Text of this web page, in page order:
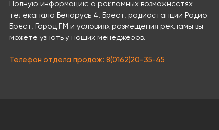
Полную информацию о рекламных возможностях
телеканала Беларусь 4. Брест, радиостанций Радио
Брест, Город FM и условиях размещения рекламы вы
можете узнать у наших менеджеров.
Телефон отдела продаж: 8(0162)20-35-45